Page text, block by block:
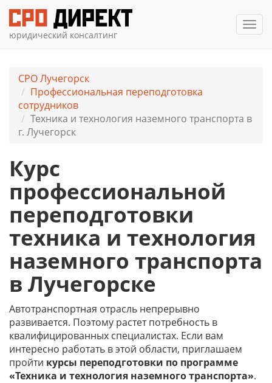
юридический консалтинг
СРО Лучегорск
Профессиональная переподготовка
сотрудников
Техника и технология наземного транспорта в
г. Лучегорск
Курс
профессиональной
переподготовки
техника и технология
наземного транспорта
в Лучегорске
Автотранспортная отрасль непрерывно
развивается. Поэтому растет потребность в
квалифицированных специалистах. Если вам
интересно работать в этой области, приглашаем
пройти курсы переподготовки по программе
«Техника и технология наземного транспорта».